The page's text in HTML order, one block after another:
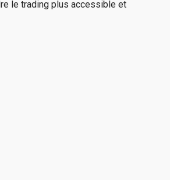
le trading plus accessible et